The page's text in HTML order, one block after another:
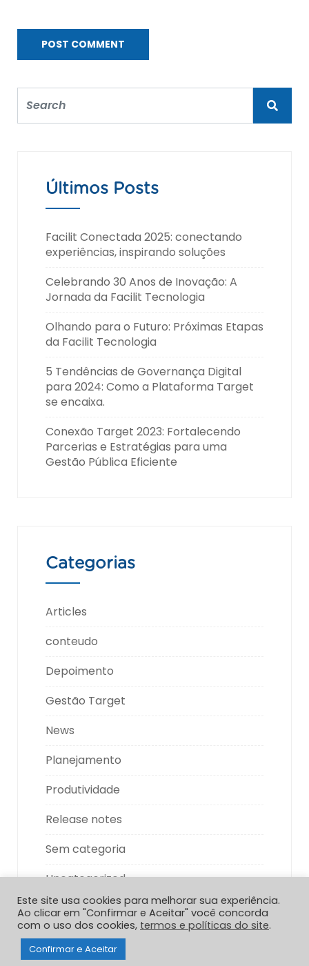
Últimos Posts
Facilit Conectada 2025: conectando
experiências, inspirando soluções
Celebrando 30 Anos de Inovação: A
Jornada da Facilit Tecnologia
Olhando para o Futuro: Próximas Etapas
da Facilit Tecnologia
5 Tendências de Governança Digital
para 2024: Como a Plataforma Target
se encaixa.
Conexão Target 2023: Fortalecendo
Parcerias e Estratégias para uma
Gestão Pública Eficiente
Categorias
Articles
conteudo
Depoimento
Gestão Target
News
Planejamento
Produtividade
Release notes
Sem categoria
Uncategorized
Este site usa cookies para melhorar sua experiência.
Ao clicar em "Confirmar e Aceitar" você concorda
com o uso dos cookies, termos e políticas do site.
Confirmar e Aceitar